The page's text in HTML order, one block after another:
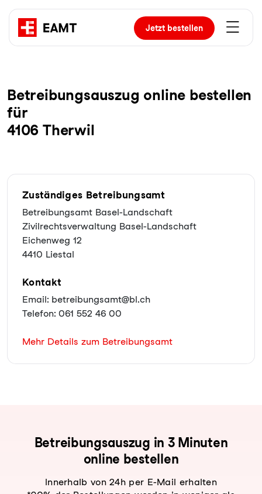
Jetztbestellen
Be­trei­bungs­aus­zug online bestellen
für
4106 Therwil
Zuständiges Betreibungsamt
Betreibungsamt Basel-Landschaft
Zivilrechtsverwaltung Basel-Landschaft
Eichenweg 12
4410 Liestal
Kontakt
Email: betreibungsamt@bl.ch
Telefon: 061 552 46 00
Mehr Details zum Betreibungsamt
Be­trei­bungs­aus­zug in 3 Minuten
online bestellen
Innerhalb von 24h per E-Mail erhalten